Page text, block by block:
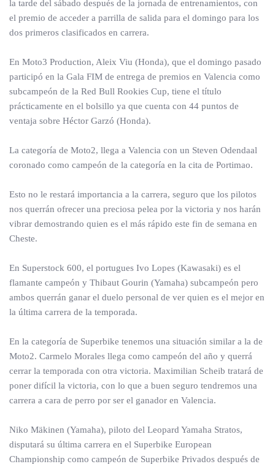
la tarde del sábado después de la jornada de entrenamientos, con
el premio de acceder a parrilla de salida para el domingo para los
dos primeros clasificados en carrera.
En Moto3 Production, Aleix Viu (Honda), que el domingo pasado
participó en la Gala FIM de entrega de premios en Valencia como
subcampeón de la Red Bull Rookies Cup, tiene el título
prácticamente en el bolsillo ya que cuenta con 44 puntos de
ventaja sobre Héctor Garzó (Honda).
La categoría de Moto2, llega a Valencia con un Steven Odendaal
coronado como campeón de la categoría en la cita de Portimao.
Esto no le restará importancia a la carrera, seguro que los pilotos
nos querrán ofrecer una preciosa pelea por la victoria y nos harán
vibrar demostrando quien es el más rápido este fin de semana en
Cheste.
En Superstock 600, el portugues Ivo Lopes (Kawasaki) es el
flamante campeón y Thibaut Gourin (Yamaha) subcampeón pero
ambos querrán ganar el duelo personal de ver quien es el mejor en
la última carrera de la temporada.
En la categoría de Superbike tenemos una situación similar a la de
Moto2. Carmelo Morales llega como campeón del año y querrá
cerrar la temporada con otra victoria. Maximilian Scheib tratará de
poner difícil la victoria, con lo que a buen seguro tendremos una
carrera a cara de perro por ser el ganador en Valencia.
Niko Mäkinen (Yamaha), piloto del Leopard Yamaha Stratos,
disputará su última carrera en el Superbike European
Championship como campeón de Superbike Privados después de